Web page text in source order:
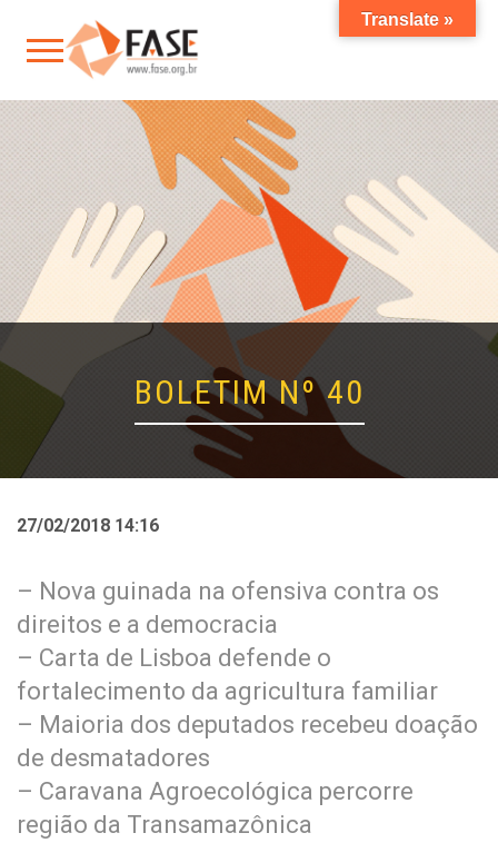
BOLETIM Nº 40
27/02/2018 14:16
– Nova guinada na ofensiva contra os
direitos e a democracia
– Carta de Lisboa defende o
fortalecimento da agricultura familiar
– Maioria dos deputados recebeu doação
de desmatadores
– Caravana Agroecológica percorre
região da Transamazônica
Translate »